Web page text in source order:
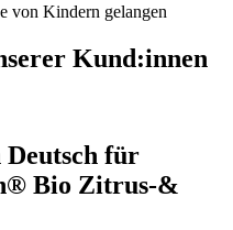
von Kindern gelangen
Kund:innen
für
Bio Zitrus-&